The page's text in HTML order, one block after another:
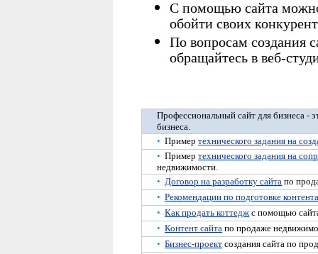
С помощью сайта можно
обойти своих
По вопросам создания
обращайтесь в веб-
Профессиональный сайт для бизнеса -
бизнеса.
• Пример технического задания на
• Пример технического задания на
недвижимости.
• Договор на разработку сайта по
• Рекомендации по подготовке контента
• Как продать коттедж с помощью
• Контент сайта по продаже
• Бизнес-проект создания сайта по